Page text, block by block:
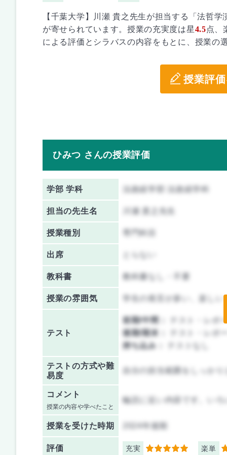
【千葉大学】川瀬 貴之先生が担当する「法哲
が寄せられています。授業の充実度は星4.5点、
による評価とシラバスの内容をもとに、授業の
授業評
ひみつ さんの授業評価
学部 学科 法政経学部 法政経学科
担当の先生名 川瀬 貴之先生
授業種別 専門科目
出席
教科書 教科書なし・不要
授業の雰囲気 学生の発言が多い、楽しい
テスト
前期/中間：
テスト・レポ
後期/期末：
持ち込み：
テストの方式や難
易度
自分の担当範囲をしっか
コメント
授業の内容や学べたこと
輪読に近い内容です。い
授業を受けた時期 2024年後期
評価 充実 5 楽単 5